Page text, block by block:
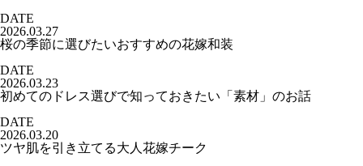
DATE
2026.03.27
桜の季節に選びたいおすすめの花嫁和装
DATE
2026.03.23
初めてのドレス選びで知っておきたい「素材」のお話
DATE
2026.03.20
ツヤ肌を引き立てる大人花嫁チーク